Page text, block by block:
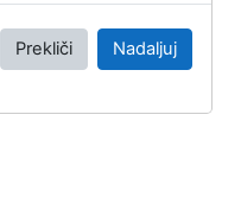
Prekliči Nadaljuj